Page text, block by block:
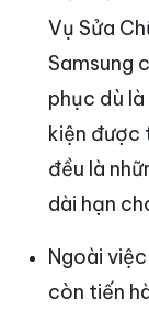
Vụ Sửa
Samsung
phục dù
kiện được
đều là
dài hạn
Ngoài
còn tiến